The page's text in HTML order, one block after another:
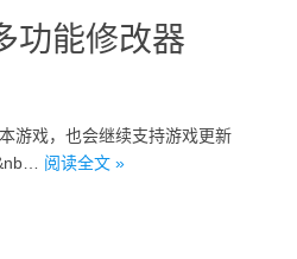
功能修改器
游戏，也会继续支持游戏更新
阅读全文 »